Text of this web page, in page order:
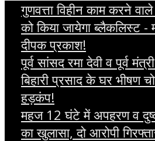
गुणवत्ता विहीन काम करने
को किया जायेगा ब्लैकलिस्ट -
दीपक प्रकाश!
पूर्व सांसद रमा देवी व पूर्व
बिहारी प्रसाद के घर भीषण
हड़कंप!
महज 12 घंटे में अपहरण व
का खुलासा, दो आरोपी